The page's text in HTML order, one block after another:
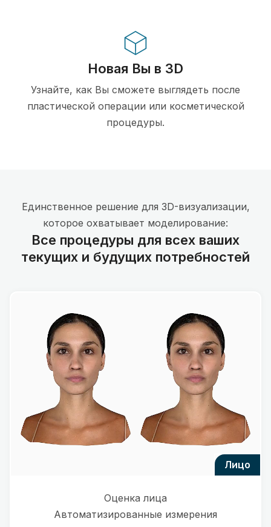
Новая Вы в 3D
Узнайте, как Вы сможете выглядеть после
пластической операции или косметической
процедуры.
Единственное решение для 3D-визуализации,
которое охватывает моделирование:
Все процедуры для всех ваших
текущих и будущих потребностей
лицо
Оценка лица
Автоматизированные измерения